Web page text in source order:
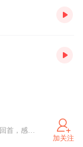
万法皆生，皆系缘份，偶然的相遇，暮然的回首，感恩遇见，让我们在喧嚣的尘世中寻找一丝丝清凉甘露，在佛法中启迪智慧，感悟人生，共同探寻心灵深处那一份祥和与宁静，普陀梵音 菩提妙智在喜马拉雅期待与您空中相遇、不见不散。
加关注